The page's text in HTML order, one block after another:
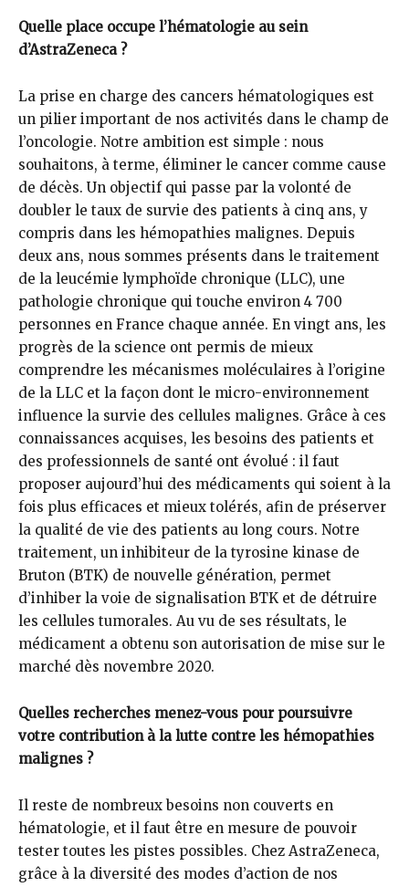
Quelle place occupe l’hématologie au sein
d’AstraZeneca ?
La prise en charge des cancers hématologiques est
un pilier important de nos activités dans le champ de
l’oncologie. Notre ambition est simple : nous
souhaitons, à terme, éliminer le cancer comme cause
de décès. Un objectif qui passe par la volonté de
doubler le taux de survie des patients à cinq ans, y
compris dans les hémopathies malignes. Depuis
deux ans, nous sommes présents dans le traitement
de la leucémie lymphoïde chronique (LLC), une
pathologie chronique qui touche environ 4 700
personnes en France chaque année. En vingt ans, les
progrès de la science ont permis de mieux
comprendre les mécanismes moléculaires à l’origine
de la LLC et la façon dont le micro-environnement
influence la survie des cellules malignes. Grâce à ces
connaissances acquises, les besoins des patients et
des professionnels de santé ont évolué : il faut
proposer aujourd’hui des médicaments qui soient à la
fois plus efficaces et mieux tolérés, afin de préserver
la qualité de vie des patients au long cours. Notre
traitement, un inhibiteur de la tyrosine kinase de
Bruton (BTK) de nouvelle génération, permet
d’inhiber la voie de signalisation BTK et de détruire
les cellules tumorales. Au vu de ses résultats, le
médicament a obtenu son autorisation de mise sur le
marché dès novembre 2020.
Quelles recherches menez-vous pour poursuivre
votre contribution à la lutte contre les hémopathies
malignes ?
Il reste de nombreux besoins non couverts en
hématologie, et il faut être en mesure de pouvoir
tester toutes les pistes possibles. Chez AstraZeneca,
grâce à la diversité des modes d’action de nos